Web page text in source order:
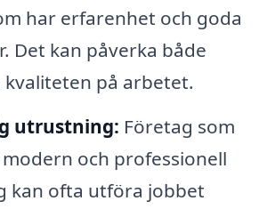
har erfarenhet och goda
Det kan påverka både
kvaliteten på arbetet.
utrustning: Företag som
och professionell
kan ofta utföra jobbet